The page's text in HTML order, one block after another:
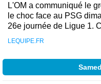
L'OM a communiqué le
le choc face au PSG
26e journée de Ligue 1.
LEQUIPE.FR